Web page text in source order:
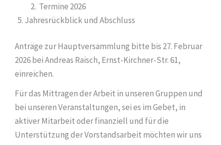
Termine 2026
Jahresrückblick und Abschluss
Anträge zur Hauptversammlung bitte bis 27. Februar
2026 bei Andreas Raisch, Ernst-Kirchner-Str. 61,
einreichen.
Für das Mittragen der Arbeit in unseren Gruppen und
bei unseren Veranstaltungen, sei es im Gebet, in
aktiver Mitarbeit oder finanziell und für die
Unterstützung der Vorstandsarbeit möchten wir uns